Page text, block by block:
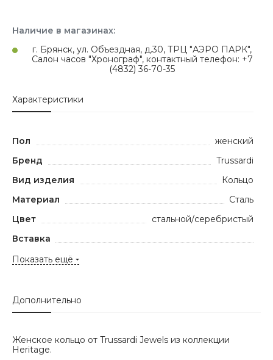
Наличие в магазинах:
г. Брянск, ул. Объездная, д.30, ТРЦ "АЭРО ПАРК",
Салон часов "Хронограф", контактный телефон: +7
(4832) 36-70-35
Характеристики
Пол
женский
Бренд
Trussardi
Вид изделия
Кольцо
Материал
Сталь
Цвет
стальной/серебристый
Вставка
Показать ещё
Дополнительно
Женское кольцо от Trussardi Jewels из коллекции
Heritage.